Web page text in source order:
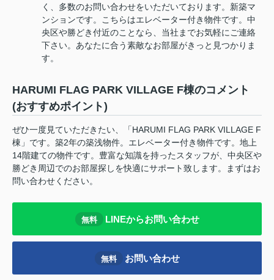
く、多数のお問い合わせをいただいております。新築マ
ンションです。こちらはエレベーター付き物件です。中
央区や勝どき付近のことなら、当社までお気軽にご連絡
下さい。あなたに合う素敵なお部屋がきっと見つかりま
す。
HARUMI FLAG PARK VILLAGE F棟のコメント
(おすすめポイント)
ぜひ一度見ていただきたい、「HARUMI FLAG PARK VILLAGE F
棟」です。築2年の築浅物件。エレベーター付き物件です。地上
14階建ての物件です。豊富な知識を持ったスタッフが、中央区や
勝どき周辺でのお部屋探しを快適にサポート致します。まずはお
問い合わせください。
無料 LINEからお問い合わせ
無料 お問い合わせ